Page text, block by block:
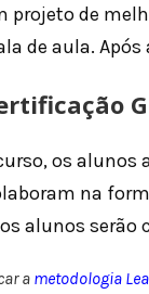
projeto de
de aula.
os
na
alunos serão
a metodologia